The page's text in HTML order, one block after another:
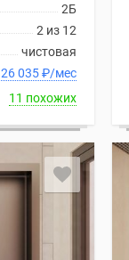
2Б
2 из 12
чистовая
В ипотеку от 26 035₽/мес
11 похожих